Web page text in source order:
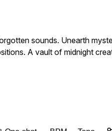
sounds. Unearth
A vault of midnight